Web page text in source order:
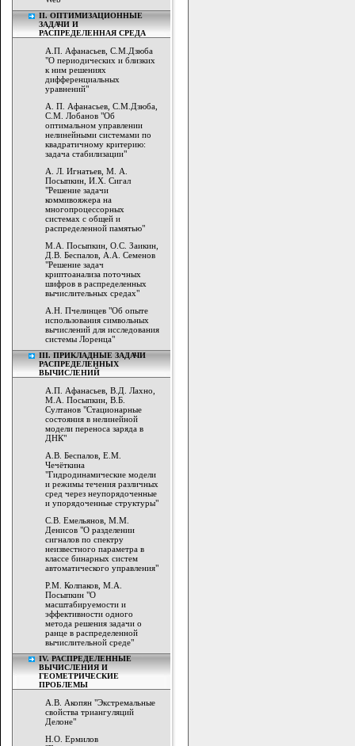
II. ОПТИМИЗАЦИОННЫЕ
ЗАДАЧИ И
РАСПРЕДЕЛЕННАЯ СРЕДА
А.П. Афанасьев, C.M.Дзюба
"О периодических и близких
к ним решениях
дифференциальных
уравнений"
А. П. Афанасьев, C.M.Дзюба,
C.M. Лобанов "Об
оптимальном управлении
нелинейными системами по
квадратичному критерию:
задача стабилизации"
А. Л. Игнатьев, М. А.
Посыпкин, И.Х. Сигал
"Решение задачи
коммивояжера на
многопроцессорных
системах с общей и
распределенной памятью"
М.А. Посыпкин, О.С. Заикин,
Д.В. Беспалов, А.А. Семенов
"Решение задач
криптоанализа поточных
шифров в распределенных
вычислительных средах"
А.Н. Пчелинцев "Об опыте
использования символьных
вычислений для исследования
системы Лоренца"
III. ПРИКЛАДНЫЕ ЗАДАЧИ
РАСПРЕДЕЛЕННЫХ
ВЫЧИСЛЕНИЙ
А.П. Афанасьев, В.Д. Лахно,
М.А. Посыпкин, В.Б.
Султанов "Стационарные
состояния в нелинейной
модели переноса заряда в
ДНК"
А.В. Беспалов, Е.М.
Чечёткина
"Гидродинамические модели
и режимы течения различных
сред через неупорядоченные
и упорядоченные структуры"
С.В. Емельянов, М.М.
Денисов "О разделении
сигналов по спектру
неизвестного параметра в
классе бинарных систем
автоматического управления"
Р.М. Колпаков, М.А.
Посыпкин "О
масштабируемости и
эффективности одного
метода решения задачи о
ранце в распределенной
вычислительной среде"
IV. РАСПРЕДЕЛЕННЫЕ
ВЫЧИСЛЕНИЯ И
ГЕОМЕТРИЧЕСКИЕ
ПРОБЛЕМЫ
А.В. Акопян "Экстремальные
свойства триангуляций
Делоне"
Н.О. Ермилов